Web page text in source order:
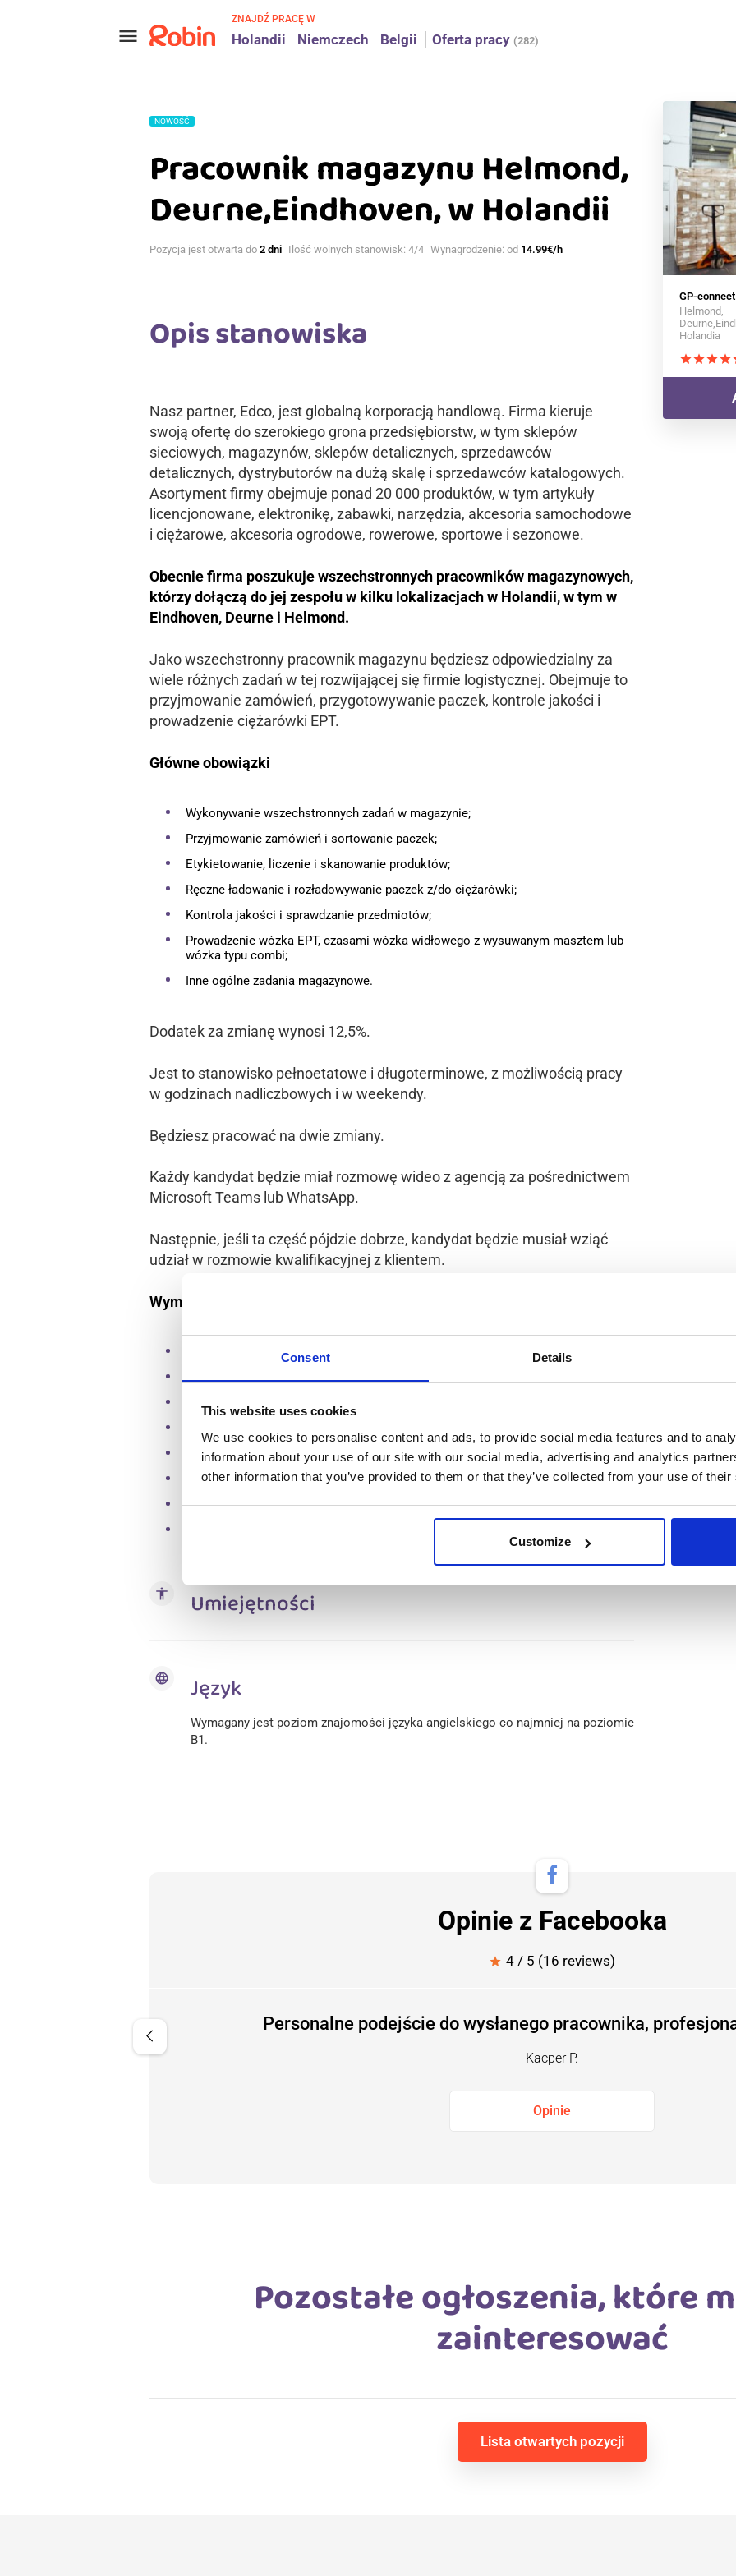
Consent Details
This website uses cookies
We use cookies to personalise content and ads, to provide social media features and to
information about your use of our site with our social media, advertising and analytics
other information that you’ve provided to them or that they’ve collected from your use of
Customize
menu
ZNAJDŹ PRACĘ W
Holandii Niemczech Belgii Oferta pracy (282)
NOWOŚĆ
Pracownik magazynu Helmond,
Deurne,Eindhoven, w Holandii
Pozycja jest otwarta do 2 dni Ilość wolnych stanowisk: 4/4 Wynagrodzenie: od 14.99€/h
Opis stanowiska
Nasz partner, Edco, jest globalną korporacją handlową. Firma kieruje
swoją ofertę do szerokiego grona przedsiębiorstw, w tym sklepów
sieciowych, magazynów, sklepów detalicznych, sprzedawców
detalicznych, dystrybutorów na dużą skalę i sprzedawców katalogowych.
Asortyment firmy obejmuje ponad 20 000 produktów, w tym artykuły
licencjonowane, elektronikę, zabawki, narzędzia, akcesoria samochodowe
i ciężarowe, akcesoria ogrodowe, rowerowe, sportowe i sezonowe.
Obecnie firma poszukuje wszechstronnych pracowników magazynowych,
którzy dołączą do jej zespołu w kilku lokalizacjach w Holandii, w tym w
Eindhoven, Deurne i Helmond.
Jako wszechstronny pracownik magazynu będziesz odpowiedzialny za
wiele różnych zadań w tej rozwijającej się firmie logistycznej. Obejmuje to
przyjmowanie zamówień, przygotowywanie paczek, kontrole jakości i
prowadzenie ciężarówki EPT.
Główne obowiązki
Wykonywanie wszechstronnych zadań w magazynie;
Przyjmowanie zamówień i sortowanie paczek;
Etykietowanie, liczenie i skanowanie produktów;
Ręczne ładowanie i rozładowywanie paczek z/do ciężarówki;
Kontrola jakości i sprawdzanie przedmiotów;
Prowadzenie wózka EPT, czasami wózka widłowego z wysuwanym masztem lub
wózka typu combi;
Inne ogólne zadania magazynowe.
Dodatek za zmianę wynosi 12,5%.
Jest to stanowisko pełnoetatowe i długoterminowe, z możliwością pracy
w godzinach nadliczbowych i w weekendy.
Będziesz pracować na dwie zmiany.
Każdy kandydat będzie miał rozmowę wideo z agencją za pośrednictwem
Microsoft Teams lub WhatsApp.
Następnie, jeśli ta część pójdzie dobrze, kandydat będzie musiał wziąć
udział w rozmowie kwalifikacyjnej z klientem.
Wymagania
Aby ubiegać się o to stanowisko, wymagane jest CV w języku angielskim;
Doświadczenie w EPT/wózku widłowym z wysuwanym masztem i magazynie
Elastyczność w zakresie godzin pracy;
Duch zespołu i motywacja do samodzielnej pracy;
Wszechstronny pracownik, który może zostać rozmieszczony w wielu działach
Gotowość do życia i pracy z wieloma narodowościami;
accessibility Umiejętności
language Język
Wymagany jest poziom znajomości języka angielskiego co najmniej na poziomie
B1.
GP-connect
Helmond,
Holandia
starstarstarstar
Opinie z Facebooka
star 4 / 5 (16 reviews)
chevron_left Personalne podejście do wysłanego pracownika,
Kacper P.
Opinie
Pozostałe ogłoszenia, które
zainteresować
Lista otwartych pozycji